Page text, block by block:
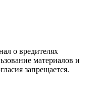
о вредителях
материалов и
запрещается.